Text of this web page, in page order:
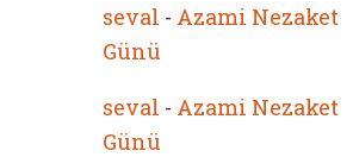
seval - Azami Nezaket
Günü
seval - Azami Nezaket
Günü